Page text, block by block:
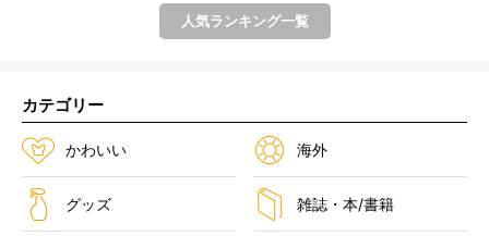
人気ランキング一覧
カテゴリー
かわいい 海外
グッズ 雑誌・本/書籍